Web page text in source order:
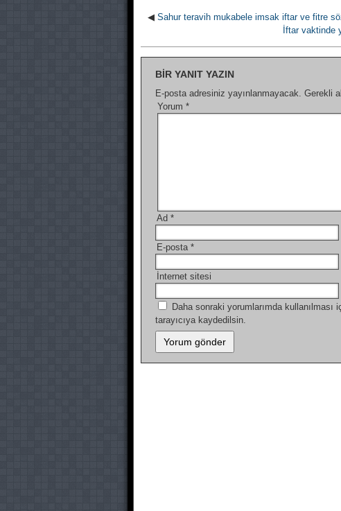
◀ Sahur teravih mukabele imsak iftar ve fitre
İftar vaktinde
BIR YANIT YAZIN
E-posta adresiniz yayınlanmayacak. Gerekli
Yorum *
Ad *
E-posta *
İnternet sitesi
Daha sonraki yorumlarımda
tarayıcıya kaydedilsin.